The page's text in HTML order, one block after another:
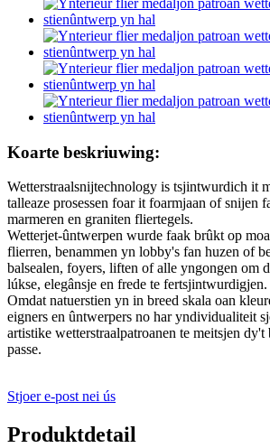
Koarte beskriuwing:
Wetterstraalsnijtechnology is tsjintwurdich it
talleaze prosessen foar it foarmjaan of snijen
marmeren en graniten fliertegels.
Wetterjet-ûntwerpen wurde faak brûkt op
flierren, benammen yn lobby's fan huzen of
balsealen, foyers, liften of alle yngongen om
lúkse, elegânsje en frede te fertsjintwurdigjen.
Omdat natuerstien yn in breed skala oan
eigners en ûntwerpers no har yndividualiteit
artistike wetterstraalpatroanen te meitsjen
passe.
Stjoer e-post nei ús
Produktdetail